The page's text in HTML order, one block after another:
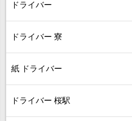
ドライバー
ドライバー 寮
紙 ドライバー
ドライバー 桜駅